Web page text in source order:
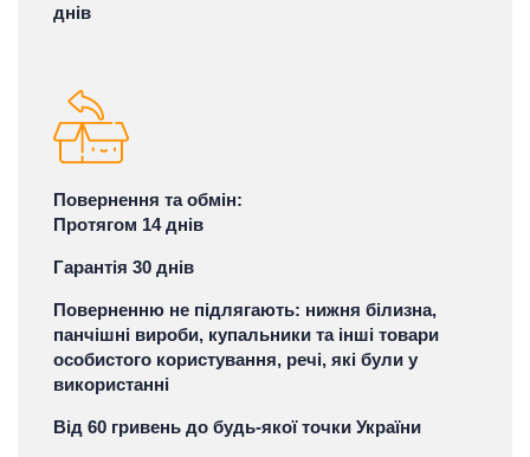
днів
Повернення та обмін:
Протягом 14 днів
Гарантія 30 днів
Поверненню не підлягають: нижня білизна,
панчішні вироби, купальники та інші товари
особистого користування, речі, які були у
використанні
Від 60 гривень до будь-якої точки України